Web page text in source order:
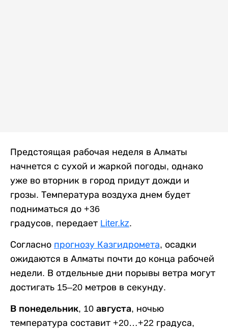
Предстоящая рабочая неделя в Алматы
начнется с сухой и жаркой погоды, однако
уже во вторник в город придут дожди и
грозы. Температура воздуха днем будет
подниматься до +36
градусов, передает Liter.kz.
Согласно прогнозу Казгидромета, осадки
ожидаются в Алматы почти до конца рабочей
недели. В отдельные дни порывы ветра могут
достигать 15–20 метров в секунду.
В понедельник, 10 августа, ночью
температура составит +20…+22 градуса,